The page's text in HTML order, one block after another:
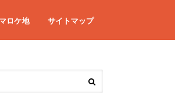
ロケ地 サイトマップ